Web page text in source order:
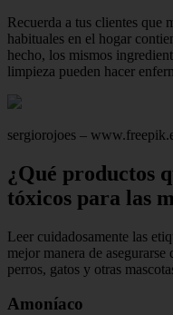
Recuerda a tus clientes que
habituales en el hogar
hecho, los mismos
limpieza pueden hacer
sergiorojoes –
¿Qué productos
tóxicos para las
Leer cuidadosamente las
mejor manera de asegurarse
perros, gatos y otras
Amoníaco